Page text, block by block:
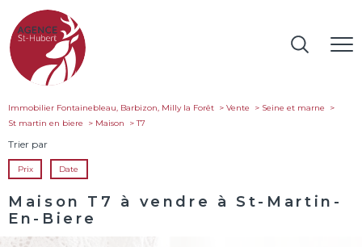
Immobilier Fontainebleau, Barbizon, Milly la Forêt Vente
Seine et marne
St martin en biere
Maison t7
Trier par
Prix Date
Maison T7 à vendre à St-Martin-
En-Biere